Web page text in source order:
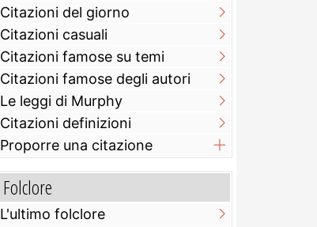
Citazioni del giorno
Citazioni casuali
Citazioni famose su temi
Citazioni famose degli autori
Le leggi di Murphy
Citazioni definizioni
Proporre una citazione
Folclore
L'ultimo folclore